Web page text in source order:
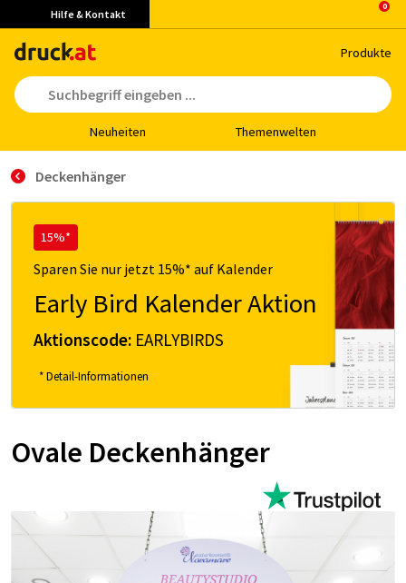
Hilfe & Kontakt
Pro­duk­te
Neu­hei­ten The­men­wel­ten
Deckenhänger
15%*
Sparen Sie nur jetzt 15%* auf Kalender
Early Bird Kalender Aktion
Aktionscode: EARLYBIRDS
* Detail-Informationen
Ovale Deckenhänger